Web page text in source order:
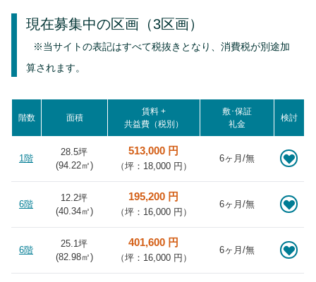
現在募集中の区画 （3区画）
※当サイトの表記はすべて税抜きとなり、消費税が別途加
算されます。
階数 面積
賃料 +
共益費（税別）
敷･保証
礼金
検討
1階
28.5坪
(94.22㎡)
513,000 円
（坪：18,000 円）
6ヶ月/無
6階
12.2坪
(40.34㎡)
195,200 円
（坪：16,000 円）
6ヶ月/無
6階
25.1坪
(82.98㎡)
401,600 円
（坪：16,000 円）
6ヶ月/無